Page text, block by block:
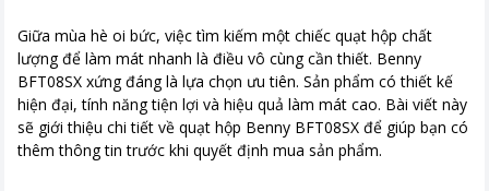
Giữa mùa hè oi bức, việc tìm kiếm một chiếc quạt hộp chất
lượng để làm mát nhanh là điều vô cùng cần thiết. Benny
BFT08SX xứng đáng là lựa chọn ưu tiên. Sản phẩm có thiết kế
hiện đại, tính năng tiện lợi và hiệu quả làm mát cao. Bài viết này
sẽ giới thiệu chi tiết về quạt hộp Benny BFT08SX để giúp bạn có
thêm thông tin trước khi quyết định mua sản phẩm.